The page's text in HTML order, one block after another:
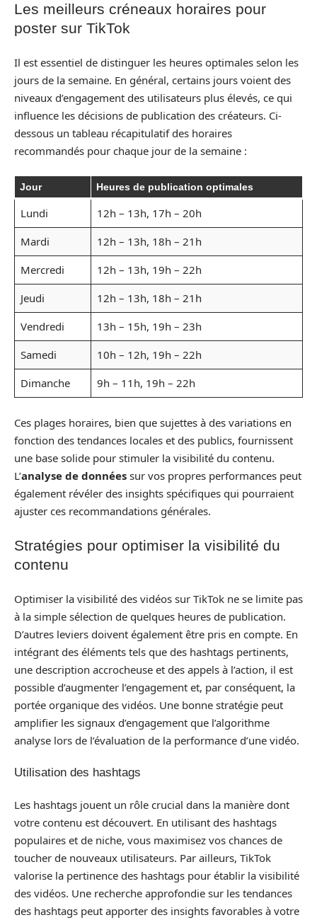
Les meilleurs créneaux horaires pour
poster sur TikTok
Il est essentiel de distinguer les heures optimales selon les
jours de la semaine. En général, certains jours voient des
niveaux d’engagement des utilisateurs plus élevés, ce qui
influence les décisions de publication des créateurs. Ci-
dessous un tableau récapitulatif des horaires
recommandés pour chaque jour de la semaine :
Jour Heures de publication optimales
Lundi
12h – 13h, 17h – 20h
Mardi
12h – 13h, 18h – 21h
Mercredi
12h – 13h, 19h – 22h
Jeudi
12h – 13h, 18h – 21h
Vendredi
13h – 15h, 19h – 23h
Samedi
10h – 12h, 19h – 22h
Dimanche
9h – 11h, 19h – 22h
Ces plages horaires, bien que sujettes à des variations en
fonction des tendances locales et des publics, fournissent
une base solide pour stimuler la visibilité du contenu.
L’analyse de données sur vos propres performances peut
également révéler des insights spécifiques qui pourraient
ajuster ces recommandations générales.
Stratégies pour optimiser la visibilité du
contenu
Optimiser la visibilité des vidéos sur TikTok ne se limite pas
à la simple sélection de quelques heures de publication.
D’autres leviers doivent également être pris en compte. En
intégrant des éléments tels que des hashtags pertinents,
une description accrocheuse et des appels à l’action, il est
possible d’augmenter l’engagement et, par conséquent, la
portée organique des vidéos. Une bonne stratégie peut
amplifier les signaux d’engagement que l’algorithme
analyse lors de l’évaluation de la performance d’une vidéo.
Utilisation des hashtags
Les hashtags jouent un rôle crucial dans la manière dont
votre contenu est découvert. En utilisant des hashtags
populaires et de niche, vous maximisez vos chances de
toucher de nouveaux utilisateurs. Par ailleurs, TikTok
valorise la pertinence des hashtags pour établir la visibilité
des vidéos. Une recherche approfondie sur les tendances
des hashtags peut apporter des insights favorables à votre